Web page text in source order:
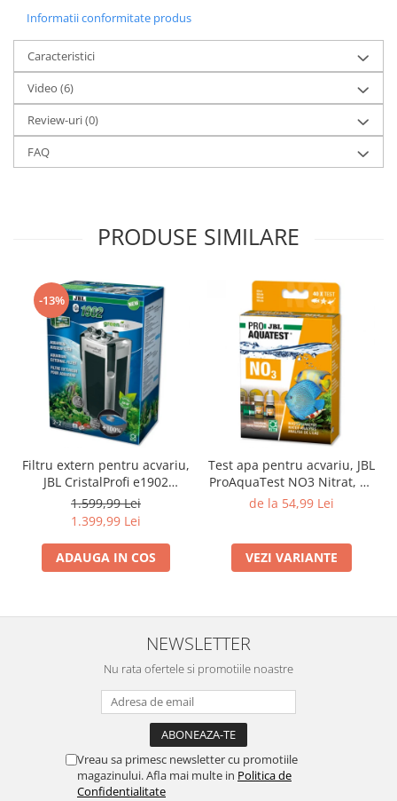
Informatii conformitate produs
Caracteristici
Video (6)
Review-uri(0)
FAQ
PRODUSE SIMILARE
-13%
Filtru extern pentru acvariu,
JBL CristalProfi e1902
greenline, 200 - 800 L
1.599,99 Lei
1.399,99 Lei
ADAUGA IN COS
Test apa pentru acvariu, JBL
ProAquaTest NO3 Nitrat, 40
Teste
de la 54,99 Lei
VEZI VARIANTE
NEWSLETTER
Nu rata ofertele si promotiile noastre
Vreau sa primesc newsletter cu promotiile
magazinului. Afla mai multe in Politica de
Confidentialitate